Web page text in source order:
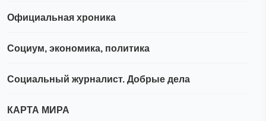
Официальная хроника
Социум, экономика, политика
Социальный журналист. Добрые дела
КАРТА МИРА